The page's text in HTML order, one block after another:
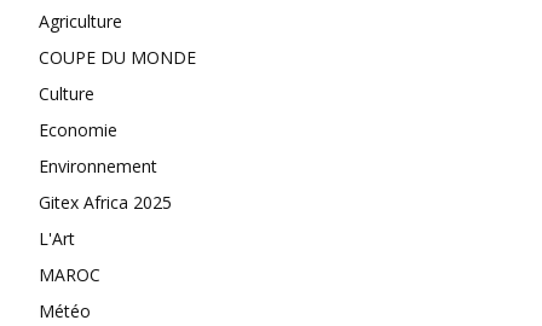
Agriculture
COUPE DU MONDE
Culture
Economie
Environnement
Gitex Africa 2025
L'Art
MAROC
Météo